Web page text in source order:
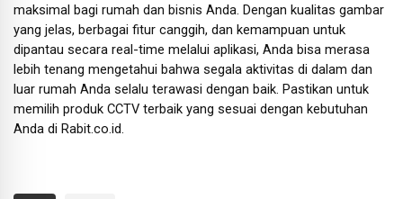
maksimal bagi rumah dan bisnis Anda. Dengan kualitas gambar
yang jelas, berbagai fitur canggih, dan kemampuan untuk
dipantau secara real-time melalui aplikasi, Anda bisa merasa
lebih tenang mengetahui bahwa segala aktivitas di dalam dan
luar rumah Anda selalu terawasi dengan baik. Pastikan untuk
memilih produk CCTV terbaik yang sesuai dengan kebutuhan
Anda di Rabit.co.id.